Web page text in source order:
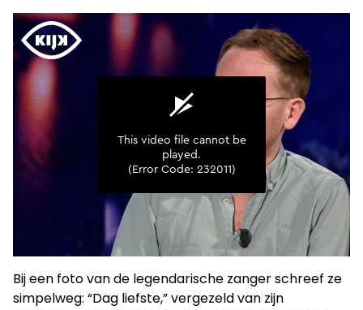
Bij een foto van de legendarische zanger schreef ze
simpelweg: “Dag liefste,” vergezeld van zijn